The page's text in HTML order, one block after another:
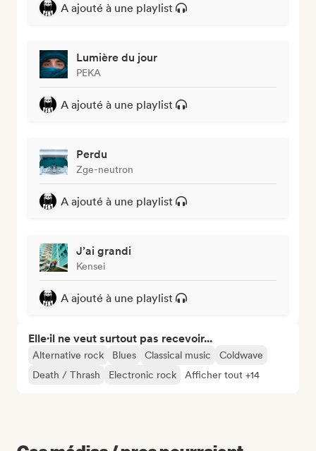
A ajouté à une playlist
Lumière du jour
PEKA
A ajouté à une playlist
Perdu
Zge-neutron
A ajouté à une playlist
J’ai grandi
Kensei
A ajouté à une playlist
Elle·il ne veut surtout pas recevoir...
Alternative rock Blues Classical music
Coldwave
Death / Thrash
Electronic rock Afficher tout +14